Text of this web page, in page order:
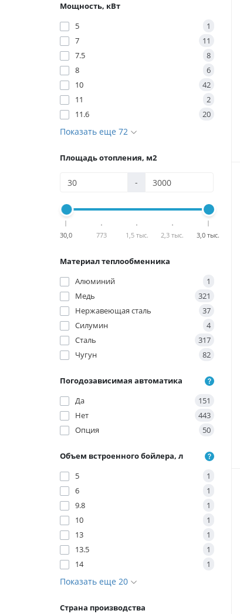
Мощность, кВт
5
1
7
11
7.5
8
8
6
10
42
11
2
11.6
20
Показать еще 72
Площадь отопления, м2
-
30,0 773 1,5 тыс. 2,3 тыс. 3,0 тыс.
Материал теплообменника
Алюминий
1
Медь
321
Нержавеющая сталь
37
Силумин
4
Сталь
317
Чугун
82
Погодозависимая автоматика
Да
151
Нет
443
Опция
50
Объем встроенного бойлера, л
5
1
6
1
9.8
1
10
1
13
1
13.5
1
14
1
Показать еще 20
Страна производства